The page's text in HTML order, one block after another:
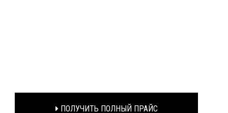
ПОЛУЧИТЬ ПОЛНЫЙ ПРАЙС